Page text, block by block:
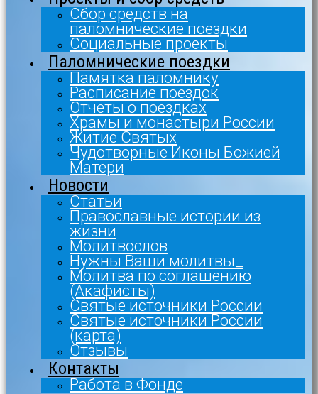
Сбор средств на
паломнические поездки
Социальные проекты
Паломнические поездки
Памятка паломнику
Расписание поездок
Отчеты о поездках
Храмы и монастыри России
Житие Святых
Чудотворные Иконы Божией
Матери
Новости
Статьи
Православные истории из
жизни
Молитвослов
Нужны Ваши молитвы_
Молитва по соглашению
(Акафисты)
Святые источники России
Святые источники России
(карта)
Отзывы
Контакты
Работа в Фонде